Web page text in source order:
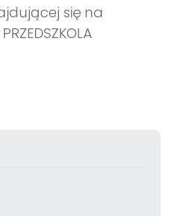
się na